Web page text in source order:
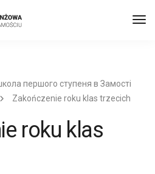
першого ступеня в Замості
Zakończenie roku klas trzecich
roku klas